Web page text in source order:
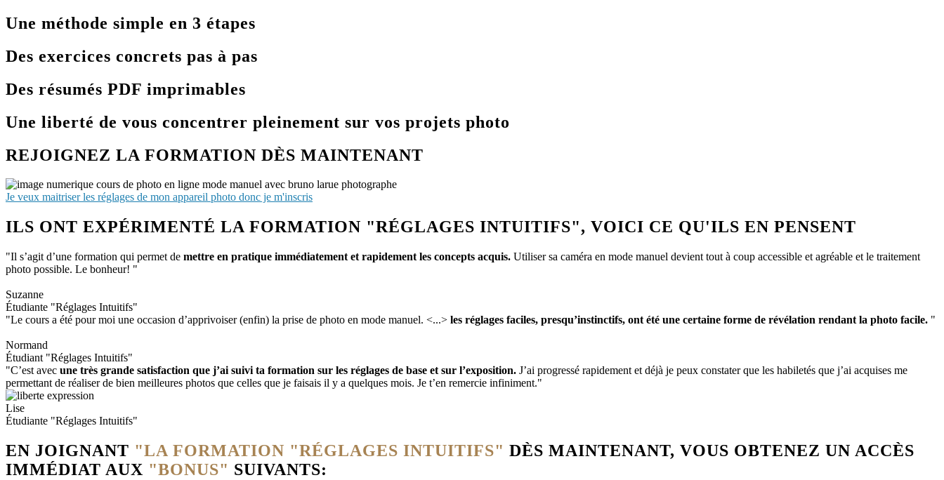
Une méthode simple en 3 étapes
Des exercices concrets pas à pas
Des résumés PDF imprimables
Une liberté de vous concentrer pleinement sur vos projets photo
REJOIGNEZ LA FORMATION DÈS MAINTENANT
Je veux maitriser les réglages de mon appareil photo donc je m'inscris
ILS ONT EXPÉRIMENTÉ LA FORMATION "RÉGLAGES INTUITIFS", VOICI CE QU'ILS EN PENSENT
"Il s’agit d’une formation qui permet de mettre en pratique immédiatement et rapidement les concepts acquis. Utiliser sa caméra en mode manuel devient tout à coup accessible et agréable et le traitement
photo possible. Le bonheur! "
Suzanne
Étudiante "Réglages Intuitifs"
"Le cours a été pour moi une occasion d’apprivoiser (enfin) la prise de photo en mode manuel. <...> les réglages faciles, presqu’instinctifs, ont été une certaine forme de révélation rendant la photo facile. "
Normand
Étudiant "Réglages Intuitifs"
"C’est avec une très grande satisfaction que j’ai suivi ta formation sur les réglages de base et sur l’exposition. J’ai progressé rapidement et déjà je peux constater que les habiletés que j’ai acquises me
permettant de réaliser de bien meilleures photos que celles que je faisais il y a quelques mois. Je t’en remercie infiniment."
Lise
Étudiante "Réglages Intuitifs"
EN JOIGNANT "LA FORMATION "RÉGLAGES INTUITIFS" DÈS MAINTENANT, VOUS OBTENEZ UN ACCÈS
IMMÉDIAT AUX "BONUS" SUIVANTS: